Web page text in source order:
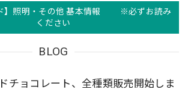
ド】照明・その他 基本情報 ※必ずお読み
ください
BLOG
チョコレート、全種類販売開始しま